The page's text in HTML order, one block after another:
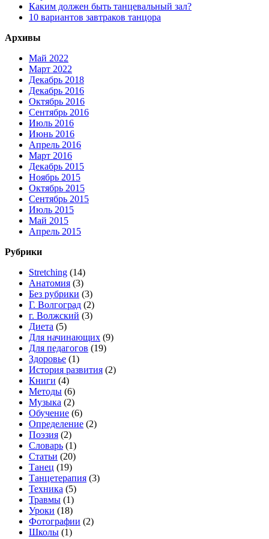
Каким должен быть танцевальный зал?
10 вариантов завтраков танцора
Архивы
Май 2022
Март 2022
Декабрь 2018
Декабрь 2016
Октябрь 2016
Сентябрь 2016
Июль 2016
Июнь 2016
Апрель 2016
Март 2016
Декабрь 2015
Ноябрь 2015
Октябрь 2015
Сентябрь 2015
Июль 2015
Май 2015
Апрель 2015
Рубрики
Stretching (14)
Анатомия (3)
Без рубрики (3)
Г. Волгоград (2)
г. Волжский (3)
Диета (5)
Для начинающих (9)
Для педагогов (19)
Здоровье (1)
История развития (2)
Книги (4)
Методы (6)
Музыка (2)
Обучение (6)
Определение (2)
Поэзия (2)
Словарь (1)
Статьи (20)
Танец (19)
Танцетерапия (3)
Техника (5)
Травмы (1)
Уроки (18)
Фотографии (2)
Школы (1)